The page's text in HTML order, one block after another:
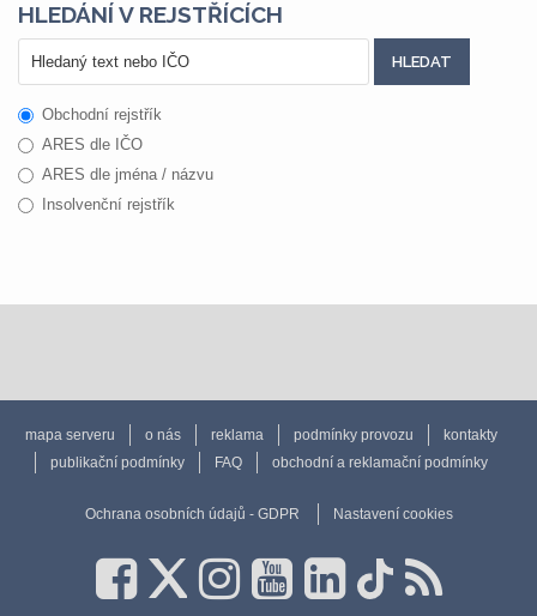
HLEDÁNÍ V REJSTŘÍCÍCH
Obchodní rejstřík
ARES dle IČO
ARES dle jména / názvu
Insolvenční rejstřík
mapa serveru o nás reklama podmínky provozu
kontakty
publikační podmínky
FAQ obchodní a reklamační podmínky
Ochrana osobních údajů - GDPR Nastavení cookies